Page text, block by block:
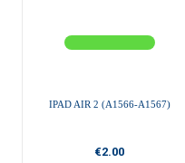
IPAD AIR 2 (A1566-A1567)
€2.00